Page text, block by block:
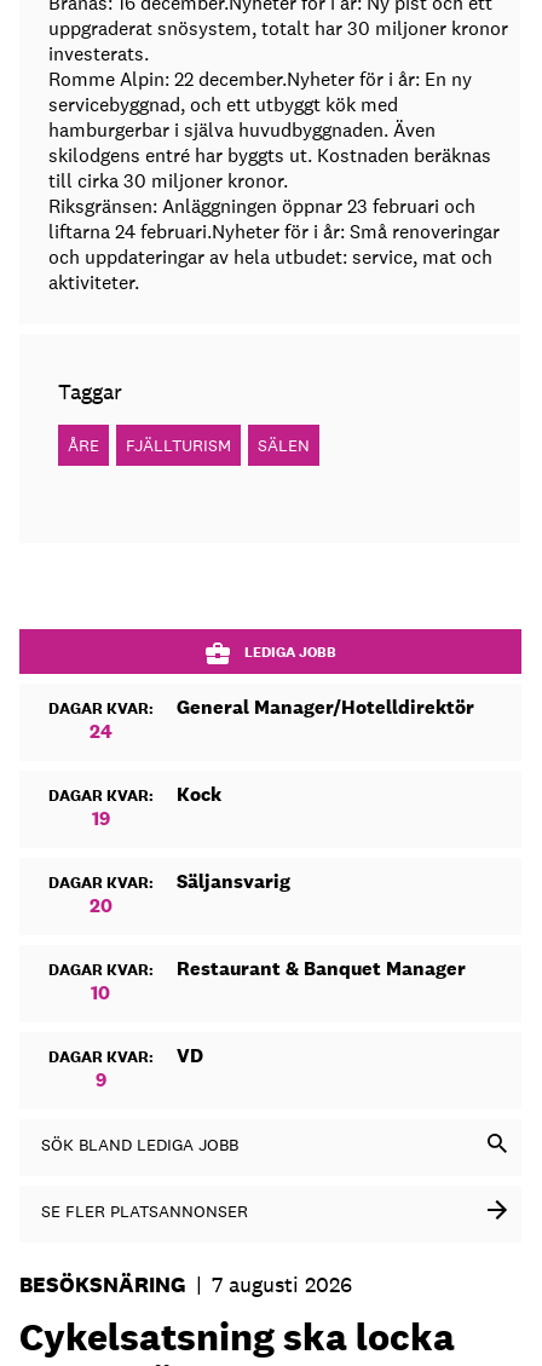
uppgraderat snösystem, totalt har 30 miljoner kronor
investerats.
Romme Alpin: 22 december.Nyheter för i år: En ny
servicebyggnad, och ett utbyggt kök med
hamburgerbar i själva huvudbyggnaden. Även
skilodgens entré har byggts ut. Kostnaden beräknas
till cirka 30 miljoner kronor.
Riksgränsen: Anläggningen öppnar 23 februari och
liftarna 24 februari.Nyheter för i år: Små renoveringar
och uppdateringar av hela utbudet: service, mat och
aktiviteter.
Taggar
ÅRE FJÄLLTURISM SÄLEN
LEDIGA JOBB
DAGAR KVAR:
24
General Manager/Hotelldirektör
DAGAR KVAR:
19
Kock
DAGAR KVAR:
20
Säljansvarig
DAGAR KVAR:
10
Restaurant & Banquet Manager
DAGAR KVAR:
9
VD
SÖK BLAND LEDIGA JOBB
SE FLER PLATSANNONSER
BESÖKSNÄRING | 7 augusti 2026
Cykelsatsning ska locka